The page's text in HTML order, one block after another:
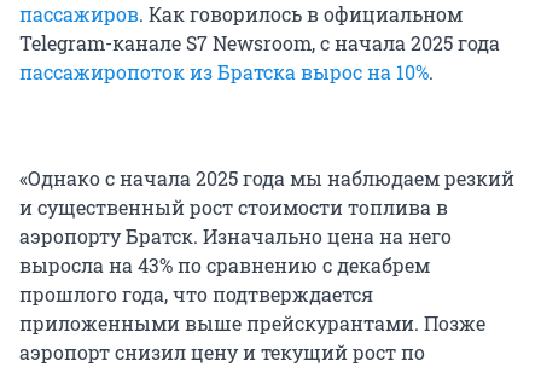
пассажиров. Как говорилось в официальном
Telegram-канале S7 Newsroom, с начала 2025 года
пассажиропоток из Братска вырос на 10%.
«Однако с начала 2025 года мы наблюдаем резкий
и существенный рост стоимости топлива в
аэропорту Братск. Изначально цена на него
выросла на 43% по сравнению с декабрем
прошлого года, что подтверждается
приложенными выше прейскурантами. Позже
аэропорт снизил цену и текущий рост по